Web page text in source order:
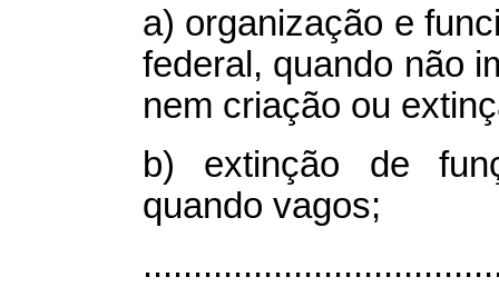
a) organização e
federal, quando não
nem criação ou
b) extinção de
quando vagos;